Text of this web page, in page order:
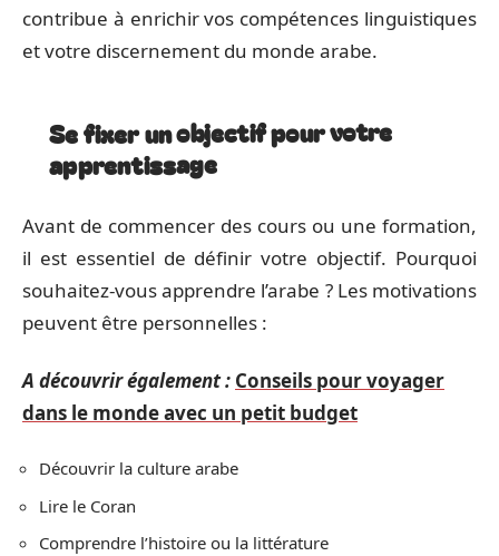
contribue à enrichir vos compétences linguistiques
et votre discernement du monde arabe.
Se fixer un objectif pour votre
apprentissage
Avant de commencer des cours ou une formation,
il est essentiel de définir votre objectif. Pourquoi
souhaitez-vous apprendre l’arabe ? Les motivations
peuvent être personnelles :
A découvrir également : Conseils pour voyager
dans le monde avec un petit budget
Découvrir la culture arabe
Lire le Coran
Comprendre l’histoire ou la littérature